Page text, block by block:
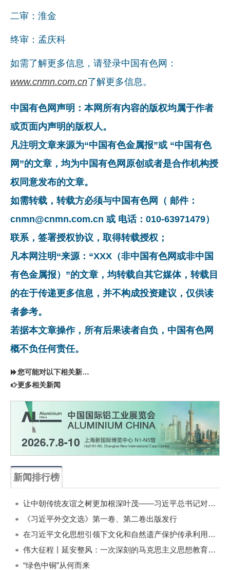
二审：淮金
终审：孟庆科
如需了解更多信息，请登录中国有色网：
www.cnmn.com.cn了解更多信息。
中国有色网声明：本网所有内容的版权均属于作者
或页面内声明的版权人。
凡注明文章来源为“中国有色金属报”或 “中国有色
网”的文章，均为中国有色网原创或者是合作机构授
权同意发布的文章。
如需转载，转载方必须与中国有色网（ 邮件：
cnmn@cnmn.com.cn 或 电话：010-63971479）
联系，签署授权协议，取得转载授权；
凡本网注明“来源：“XXX（非中国有色网或非中国
有色金属报）”的文章，均转载自其它媒体，转载目
的在于传递更多信息，并不构成投资建议，仅供读
者参考。
若据本文章操作，所有后果读者自负，中国有色网
概不负任何责任。
您可能对以下相关新闻同样感兴趣
更多相关新闻
新闻排行榜
让中朝传统友谊之树更加根深叶茂——习近平总书记对朝鲜进行国事访问纪实
《习近平外交文选》第一卷、第二卷出版发行
在习近平文化思想引领下文化和自然遗产保护传承利用工作开创新局面
伟大征程丨延安整风：一次深刻的马克思主义思想教育运动
“绿色中铜”从何而来